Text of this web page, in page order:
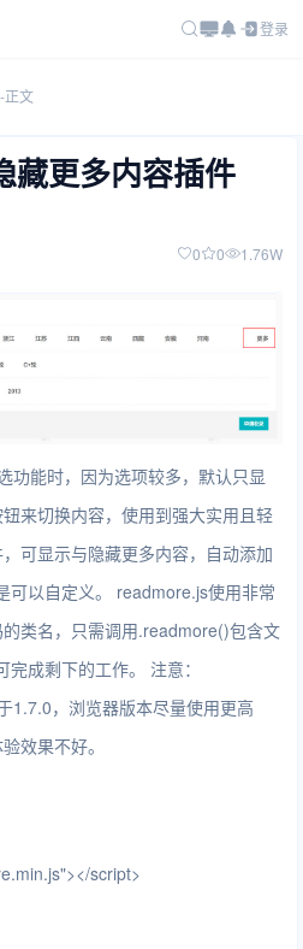
登录
-正文
藏更多内容插件
0 0 1.76W
功能时，因为选项较多，默认只显
来切换内容，使用到强大实用且轻
可显示与隐藏更多内容，自动添加
可以自定义。 readmore.js使用非常
类名，只需调用.readmore()包含文
成剩下的工作。 注意：
1.7.0，浏览器版本尽量使用更高
效果不好。
></script>